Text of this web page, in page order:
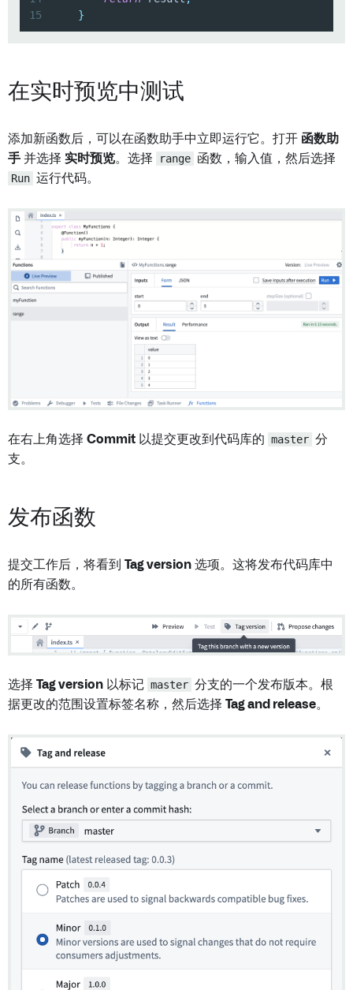
15
}
在实时预览中测试
添加新函数后，可以在函数助手中立即运行它。打开 函数助
手 并选择 实时预览。选择 range 函数，输入值，然后选择
Run 运行代码。
在右上角选择 Commit 以提交更改到代码库的 master 分
支。
发布函数
提交工作后，将看到 Tag version 选项。这将发布代码库中
的所有函数。
选择 Tag version 以标记 master 分支的一个发布版本。根
据更改的范围设置标签名称，然后选择 Tag and release。